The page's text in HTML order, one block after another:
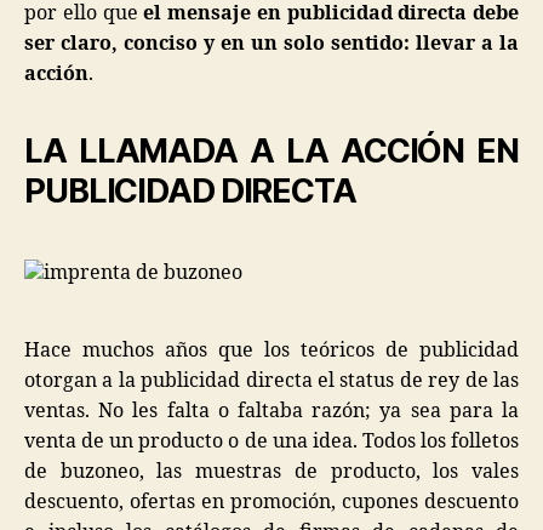
por ello queel mensaje en publicidad directa debe
ser claro, conciso y en un solo sentido: llevar a la
acción.
LA LLAMADA A LA ACCIÓN EN
PUBLICIDAD DIRECTA
Hace muchos años que los teóricos de publicidad
otorgan a la publicidad directa el status de rey de las
ventas. No les falta o faltaba razón; ya sea para la
venta de un producto o de una idea. Todos los folletos
de buzoneo, las muestras de producto, los vales
descuento, ofertas en promoción, cupones descuento